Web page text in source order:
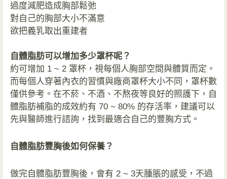
過度減肥造成胸部鬆弛
對自己的胸部大小不滿意
欲把義乳取出重建者
自體脂肪可以增加多少罩杯呢？
約可增加 1 ~ 2 罩杯，視每個人胸部空間與體質而定。
而每個人穿著內衣的習慣與廠商罩杯大小不同，罩杯數
僅供參考。在不菸、不酒、不熬夜等良好的照護下，自
體脂肪補脂的成效約有 70 ~ 80% 的存活率，建議可以
先與醫師進行諮詢，找到最適合自己的豐胸方式。
自體脂肪豐胸後如何保養？
做完自體脂肪豐胸後，會有 2 ~ 3天腫脹的感受，不過